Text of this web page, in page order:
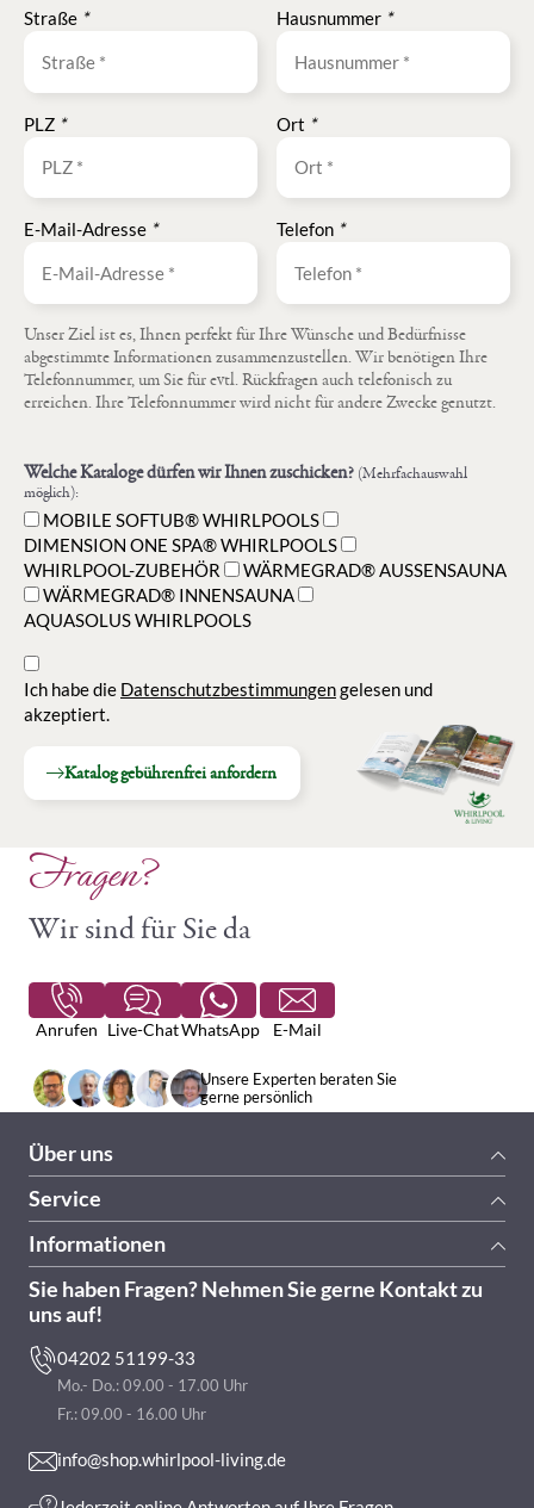
Straße * Hausnummer *
PLZ * Ort *
E-Mail-Adresse * Telefon *
Unser Ziel ist es, Ihnen perfekt für Ihre Wünsche und Bedürfnisse
abgestimmte Informationen zusammenzustellen. Wir benötigen Ihre
Telefonnummer, um Sie für evtl. Rückfragen auch telefonisch zu
erreichen. Ihre Telefonnummer wird nicht für andere Zwecke genutzt.
Welche Kataloge dürfen wir Ihnen zuschicken? (Mehrfachauswahl
möglich):
MOBILE SOFTUB® WHIRLPOOLS
DIMENSION ONE SPA® WHIRLPOOLS
WHIRLPOOL-ZUBEHÖR
WÄRMEGRAD® AUSSENSAUNA
WÄRMEGRAD® INNENSAUNA
AQUASOLUS WHIRLPOOLS
Ich habe die Datenschutzbestimmungengelesen und
akzeptiert.
Katalog gebührenfrei anfordern
Fragen?
Wir sind für Sie da
Anrufen Live-ChatWhatsApp E-Mail
Unsere Experten beraten Sie
gerne persönlich
Sie haben Fragen? Nehmen Sie gerne Kontakt zu
uns auf!
04202 51199-33
Mo.- Do.: 09.00 - 17.00 Uhr
Fr.: 09.00 - 16.00 Uhr
info@shop.whirlpool-living.de
Über uns
Service
Informationen